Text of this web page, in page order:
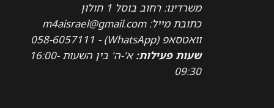
משרדינו: רחוב בוסל 1 חולון
כתובת מייל: m4aisrael@gmail.com
וואטסאפ (WhatsApp) - 058-6057111
שעות פעילות:
א'-ה' בין השעות 16:00-
09:30